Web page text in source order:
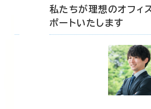
私たちが理想のオフィ
ポートいたします